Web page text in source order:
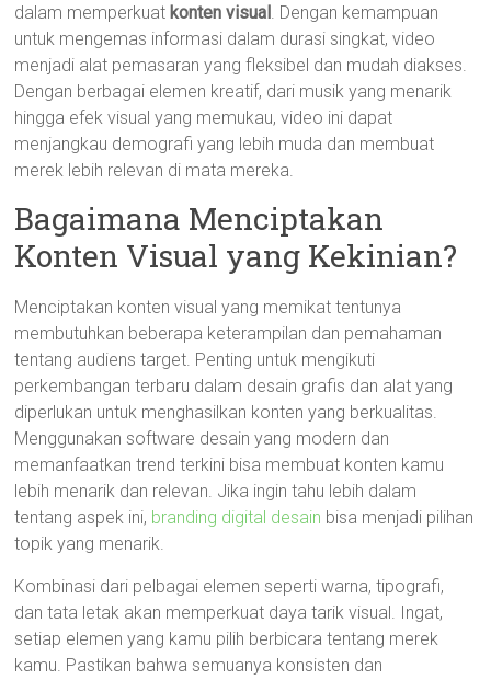
dalam memperkuat konten visual. Dengan kemampuan
untuk mengemas informasi dalam durasi singkat, video
menjadi alat pemasaran yang fleksibel dan mudah diakses.
Dengan berbagai elemen kreatif, dari musik yang menarik
hingga efek visual yang memukau, video ini dapat
menjangkau demografi yang lebih muda dan membuat
merek lebih relevan di mata mereka.
Bagaimana Menciptakan
Konten Visual yang Kekinian?
Menciptakan konten visual yang memikat tentunya
membutuhkan beberapa keterampilan dan pemahaman
tentang audiens target. Penting untuk mengikuti
perkembangan terbaru dalam desain grafis dan alat yang
diperlukan untuk menghasilkan konten yang berkualitas.
Menggunakan software desain yang modern dan
memanfaatkan trend terkini bisa membuat konten kamu
lebih menarik dan relevan. Jika ingin tahu lebih dalam
tentang aspek ini, branding digital desain bisa menjadi pilihan
topik yang menarik.
Kombinasi dari pelbagai elemen seperti warna, tipografi,
dan tata letak akan memperkuat daya tarik visual. Ingat,
setiap elemen yang kamu pilih berbicara tentang merek
kamu. Pastikan bahwa semuanya konsisten dan